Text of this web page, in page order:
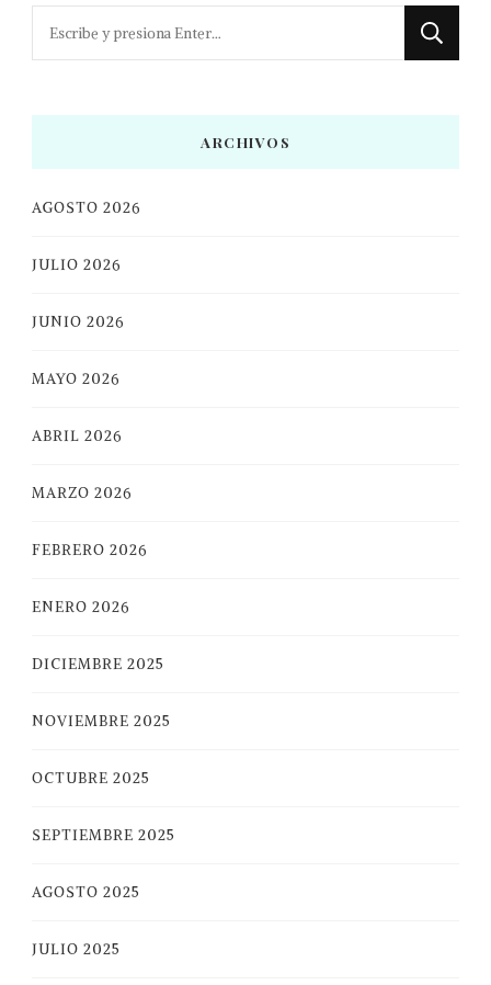
ARCHIVOS
AGOSTO 2026
JULIO 2026
JUNIO 2026
MAYO 2026
ABRIL 2026
MARZO 2026
FEBRERO 2026
ENERO 2026
DICIEMBRE 2025
NOVIEMBRE 2025
OCTUBRE 2025
SEPTIEMBRE 2025
AGOSTO 2025
JULIO 2025